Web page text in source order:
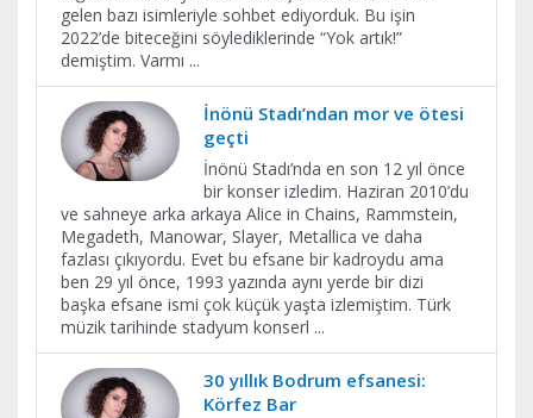
gelen bazı isimleriyle sohbet ediyorduk. Bu işin
2022’de biteceğini söylediklerinde “Yok artık!”
demiştim. Varmı ...
İnönü Stadı’ndan mor ve ötesi
geçti
İnönü Stadı’nda en son 12 yıl önce
bir konser izledim. Haziran 2010’du
ve sahneye arka arkaya Alice in Chains, Rammstein,
Megadeth, Manowar, Slayer, Metallica ve daha
fazlası çıkıyordu. Evet bu efsane bir kadroydu ama
ben 29 yıl önce, 1993 yazında aynı yerde bir dizi
başka efsane ismi çok küçük yaşta izlemiştim. Türk
müzik tarihinde stadyum konserl ...
30 yıllık Bodrum efsanesi:
Körfez Bar